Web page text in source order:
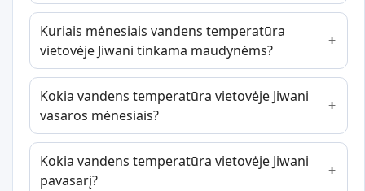
Kuriais mėnesiais vandens temperatūra
vietovėje Jiwani tinkama maudynėms?
Kokia vandens temperatūra vietovėje Jiwani
vasaros mėnesiais?
Kokia vandens temperatūra vietovėje Jiwani
pavasarį?